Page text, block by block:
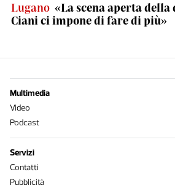
Lugano «La scena aperta
Ciani ci impone di fare di più»
Multimedia
Video
Podcast
Servizi
Contatti
Pubblicità